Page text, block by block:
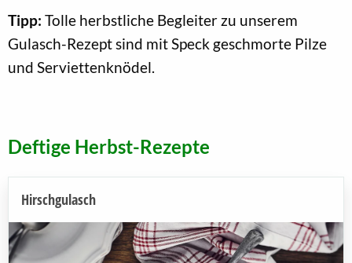
Tipp: Tolle herbstliche Begleiter zu unserem
Gulasch-Rezept sind mit Speck geschmorte Pilze
und Serviettenknödel.
Deftige Herbst-Rezepte
Hirschgulasch